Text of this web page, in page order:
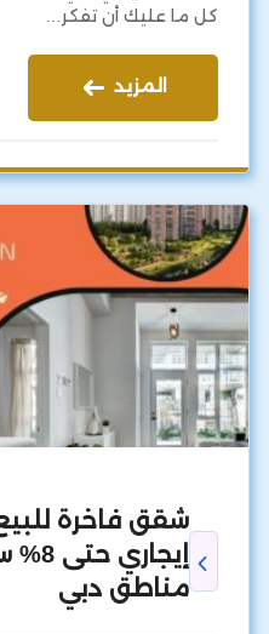
كل ما عليك أن تفكر…
المزيد
شقق فاخرة
مناطق دبي